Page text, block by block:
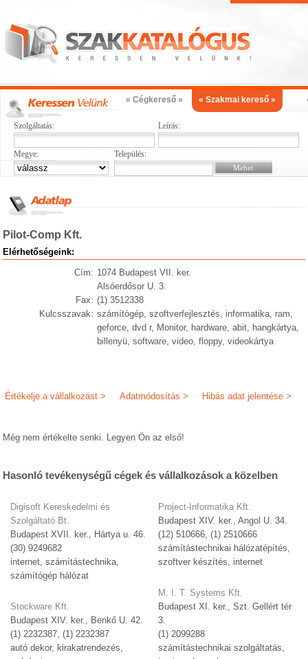
« Cégkereső » « Szakmai kereső »
Szolgáltatás: Leírás:
Megye: Település:
Pilot-Comp Kft.
Elérhetőségeink:
Cím: 1074 Budapest VII. ker.
Alsóerdősor U. 3.
Fax: (1) 3512338
Kulcsszavak: számítógép, szoftverfejlesztés, informatika, ram,
geforce, dvd r, Monitor, hardware, abit, hangkártya,
billenyü, software, video, floppy, videokártya
Hibás adat jelentése >
Adatmódosítás >
Értékelje a vállalkozást >
Még nem értékelte senki. Legyen Ön az első!
Hasonló tevékenységű cégek és vállalkozások a közelben
Digisoft Kereskedelmi és
Szolgáltató Bt.
Budapest XVII. ker., Hártya u. 46.
(30) 9249682
internet, számítástechnika,
számítógép hálózat
Stockware Kft.
Budapest XIV. ker., Benkő U. 42.
(1) 2232387, (1) 2232387
autó dekor, kirakatrendezés,
Project-Informatika Kft.
Budapest XIV. ker., Angol U. 34.
(12) 510666, (1) 2510666
számítástechnikai hálózatépítés,
szoftver készítés, internet
M. I. T. Systems Kft.
Budapest XI. ker., Szt. Gellért tér
3.
(1) 2099288
számítástechnikai szolgáltatás,